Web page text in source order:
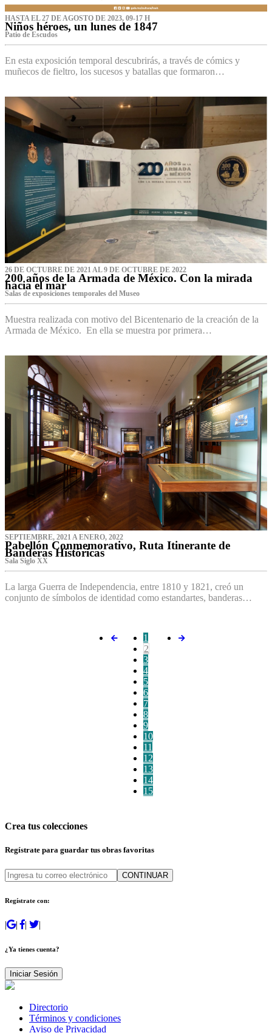
HASTA EL 27 DE AGOSTO DE 2023, 09-17 H
Niños héroes, un lunes de 1847
Patio de Escudos
En esta exposición temporal descubrirás, a través de cómics y
muñecos de fieltro, los sucesos y batallas que formaron…
26 DE OCTUBRE DE 2021 AL 9 DE OCTUBRE DE 2022
200 años de la Armada de México. Con la mirada
hacia el mar
Salas de exposiciones temporales del Museo‌
Muestra realizada con motivo del Bicentenario de la creación de la
Armada de México. En ella se muestra por primera…
SEPTIEMBRE, 2021 A ENERO, 2022
Pabellón Conmemorativo, Ruta Itinerante de
Banderas Históricas
Sala Siglo XX
La larga Guerra de Independencia, entre 1810 y 1821, creó un
conjunto de símbolos de identidad como estandartes, banderas…
1
2
3
4
5
6
7
8
9
10
11
12
13
14
15
Crea tus colecciones
Regístrate para guardar tus obras favoritas
CONTINUAR
Regístrate con:
| | | |
¿Ya tienes cuenta?
Iniciar Sesión
Directorio
Términos y condiciones
Aviso de Privacidad